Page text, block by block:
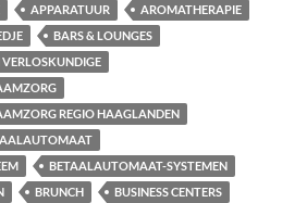
APPARATUUR
AROMATHERAPIE
BARS & LOUNGES
VERLOSKUNDIGE
REGIO HAAGLANDEN
BETAALAUTOMAAT-SYSTEMEN
BRUNCH BUSINESS CENTERS